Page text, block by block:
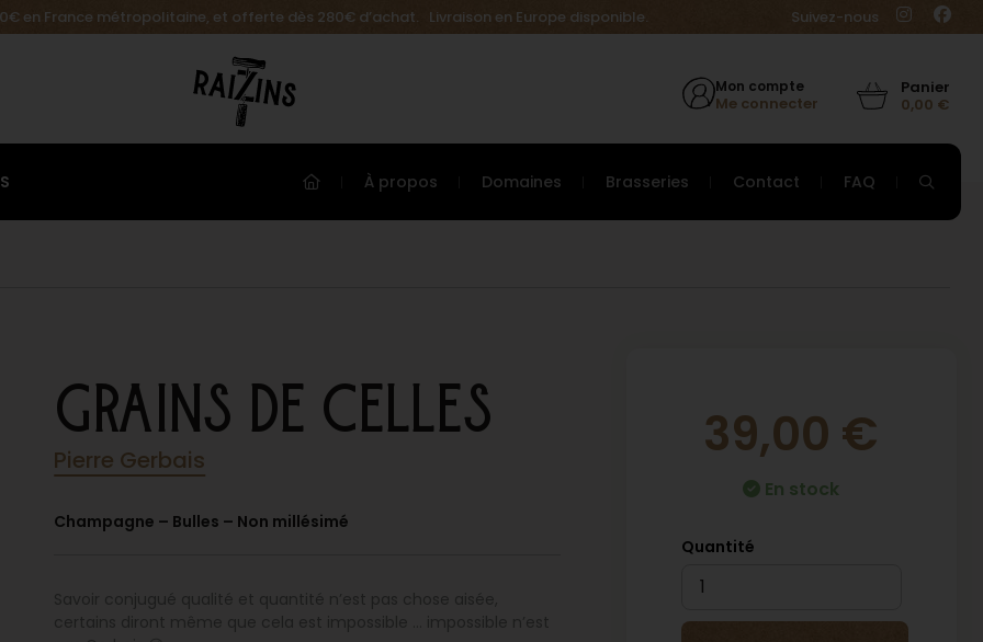
en France métropolitaine, et offerte dès 280€ d’achat. Livraison en Europe disponible. Suivez-nous
Mon compte
Me connecter 0,00 €
À propos Domaines Brasseries Contact FAQ
GRAINS DE CELLES
Pierre Gerbais
Champagne – Bulles – Non millésimé
39,00 €
En stock